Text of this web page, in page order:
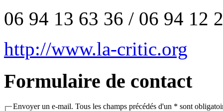
06 94 13 63 36 / 06 94 12
http://www.la-critic.org
Formulaire de contact
Envoyer un e-mail. Tous les champs précédés d'un * sont